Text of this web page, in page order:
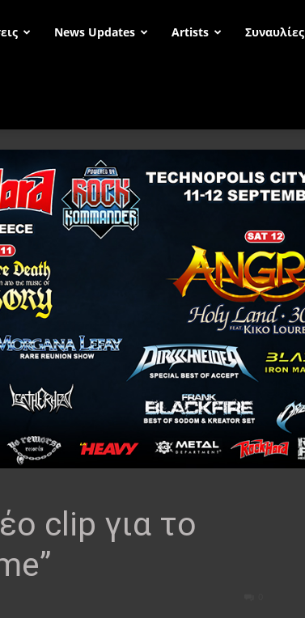
News Updates Artists Συναυλίες
clip για το